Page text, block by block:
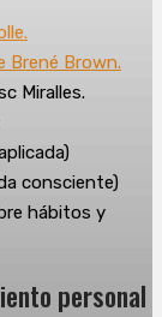
Brené Brown.
Miralles.
consciente)
hábitos y
personal